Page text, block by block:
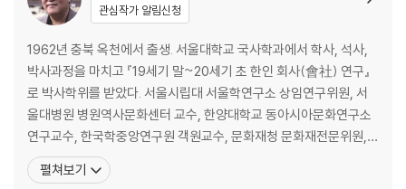
16. 종로, 전차
17. 덕수궁 돌담길
18. 팔각정
19. 시계탑
20. 제중원
21. 촬영국
22. 파리국
23. 도깨비시장, 돗떼기시장
관심작가 알림신청
1962년 충북 옥천에서 출생. 서울대학교 국사학과에서 학사, 석사,
박사과정을 마치고 『19세기 말~20세기 초 한인 회사(會社) 연구』
로 박사학위를 받았다. 서울시립대 서울학연구소 상임연구위원, 서
울대병원 병원역사문화센터 교수, 한양대학교 동아시아문화연구소
연구교수, 한국학중앙연구원 객원교수, 문화재청 문화재전문위원,
서울시 문화재위원 등을 지냈다. 한국 근현대의 사회경제사, 도시사,
보건의료사, 일상사, 개념사 등에 관해 두루 연구하면서 『서울은 깊
펼쳐보기